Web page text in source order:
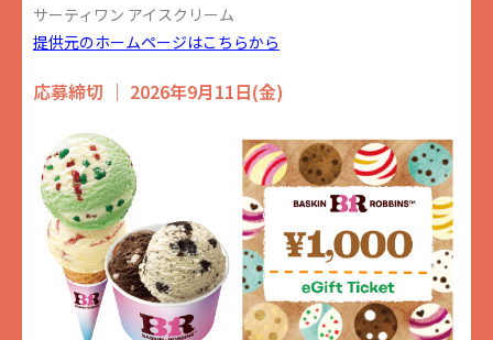
サーティワン アイスクリーム
提供元のホームページはこちらから
応募締切 ｜ 2026年9月11日(金)